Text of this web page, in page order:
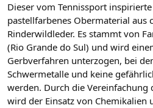
Dieser vom Tennissport
pastellfarbenes Obermaterial aus
Rinderwildleder. Es stammt von
(Rio Grande do Sul) und wird
Gerbverfahren unterzogen, bei
Schwermetalle und keine
werden. Durch die Vereinfachung
wird der Einsatz von Chemikalien